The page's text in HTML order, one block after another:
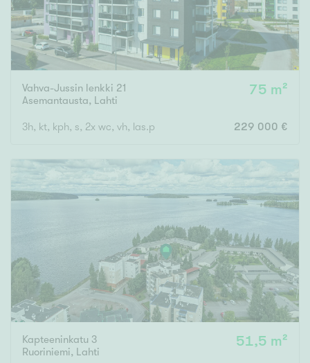
Vahva-Jussin lenkki 21
Asemantausta, Lahti
75 m²
3h, kt, kph, s, 2x wc, vh, las.p 229 000 €
Kapteeninkatu 3
Ruoriniemi, Lahti
51,5 m²